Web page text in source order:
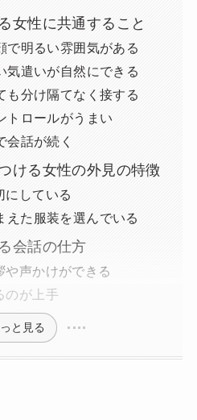
女性に共通すること
で明るい雰囲気がある
気遣いが自然にできる
も分け隔てなく接する
トロールがうまい
会話が続く
ける女性の外見の特徴
にしている
えた服装を選んでいる
会話の仕方
や声かけができる
のが上手
と見る